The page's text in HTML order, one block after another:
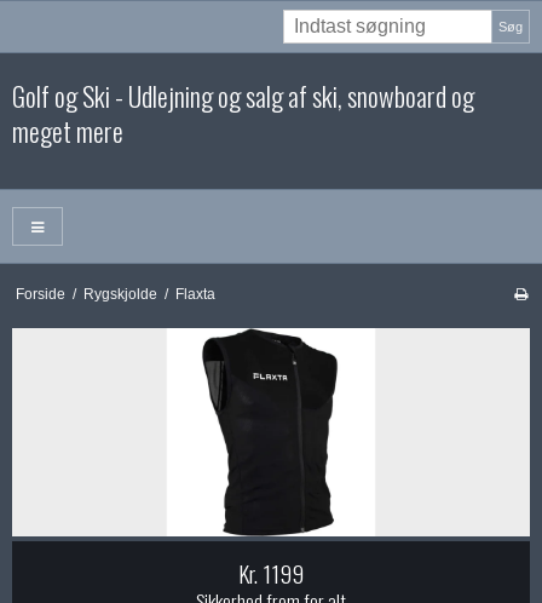
Søg
Golf og Ski - Udlejning og salg af ski, snowboard og
meget mere
Forside / Rygskjolde / Flaxta
Kr. 1199